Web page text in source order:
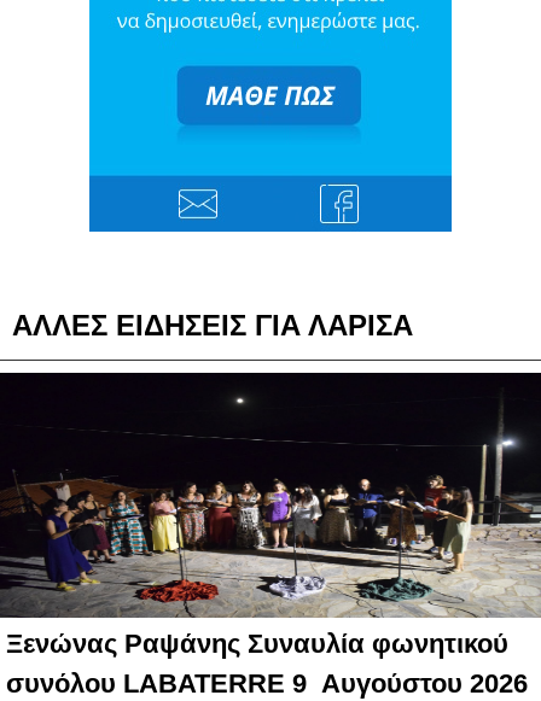
ΑΛΛΕΣ ΕΙΔΗΣΕΙΣ ΓΙΑ ΛΑΡΙΣΑ
Ξενώνας Ραψάνης Συναυλία φωνητικού
συνόλου LABATERRE 9 Αυγούστου 2026